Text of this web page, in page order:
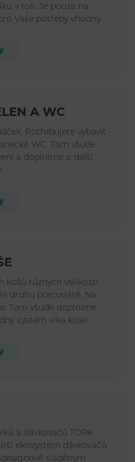
v roli. Je pouze na
Vaše potřeby vhodný.
A WC
Potřebujete vybavit
WC. Tam všude
a doplníme o další
košů různých velikostí
druhu pracoviště. Na
Tam všude doplníme
systém víka koše.
a dávkovačů TORK
ekosystém dávkovačů
sladěným